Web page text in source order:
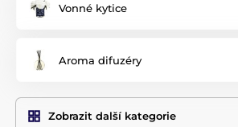
Vonné kytice
Aroma difuzéry
Zobrazit další kategorie